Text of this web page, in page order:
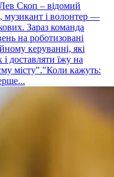
Скоп – відомий
музикант і волонтер —
Зараз команда
на роботизовані
керуванні, які
доставляти їжу на
місту"."Коли кажуть: